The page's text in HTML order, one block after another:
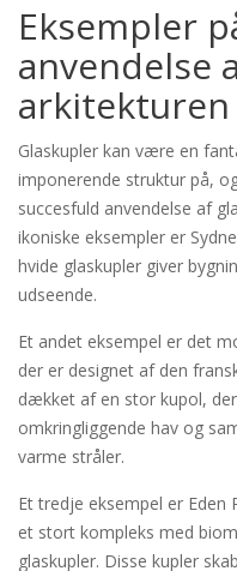
Eksempler
anvendelse
arkitekturen
Glaskupler kan være en
imponerende struktur på,
succesfuld anvendelse af
ikoniske eksempler er
hvide glaskupler giver
udseende.
Et andet eksempel er det
der er designet af den
dækket af en stor kupol,
omkringliggende hav og
varme stråler.
Et tredje eksempel er Eden
et stort kompleks med
glaskupler. Disse kupler